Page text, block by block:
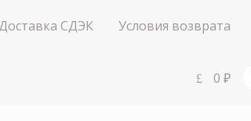
СДЭК Условия возврата
0 ₽